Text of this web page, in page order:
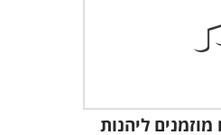
דברים לאט?
ליהנות